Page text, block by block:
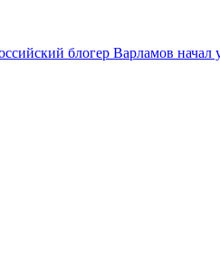
блогер Варламов начал